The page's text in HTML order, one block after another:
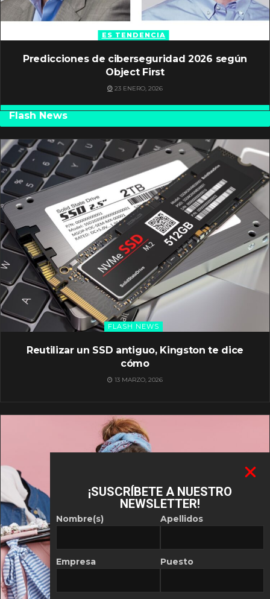
ES TENDENCIA
Predicciones de ciberseguridad 2026 según
Object First
23 ENERO, 2026
Flash News
FLASH NEWS
Reutilizar un SSD antiguo, Kingston te dice
cómo
13 MARZO, 2026
¡SUSCRÍBETE A NUESTRO
NEWSLETTER!
Nombre(s)
Empresa
Apellidos
Puesto